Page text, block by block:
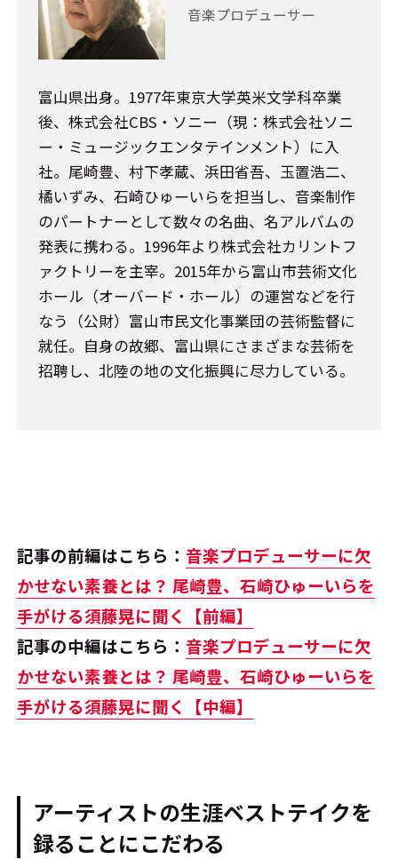
音楽プロデューサー
富山県出身。1977年東京大学英米文学科卒業
後、株式会社CBS・ソニー（現：株式会社ソニ
ー・ミュージックエンタテインメント）に入
社。尾崎豊、村下孝蔵、浜田省吾、玉置浩二、
橘いずみ、石崎ひゅーいらを担当し、音楽制作
のパートナーとして数々の名曲、名アルバムの
発表に携わる。1996年より株式会社カリントフ
ァクトリーを主宰。2015年から富山市芸術文化
ホール（オーバード・ホール）の運営などを行
なう（公財）富山市民文化事業団の芸術監督に
就任。自身の故郷、富山県にさまざまな芸術を
招聘し、北陸の地の文化振興に尽力している。
記事の前編はこちら： 音楽プロデューサーに欠
かせない素養とは？ 尾崎豊、石崎ひゅーいらを
手がける須藤晃に聞く【前編】
記事の中編はこちら： 音楽プロデューサーに欠
かせない素養とは？ 尾崎豊、石崎ひゅーいらを
手がける須藤晃に聞く【中編】
アーティストの生涯ベストテイクを
録ることにこだわる